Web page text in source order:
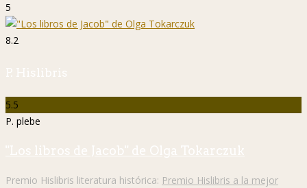
5
8.2
P. Hislibris
5.5
P. plebe
"Los libros de Jacob" de Olga Tokarczuk
Premio Hislibris literatura histórica: Premio Hislibris a la mejor